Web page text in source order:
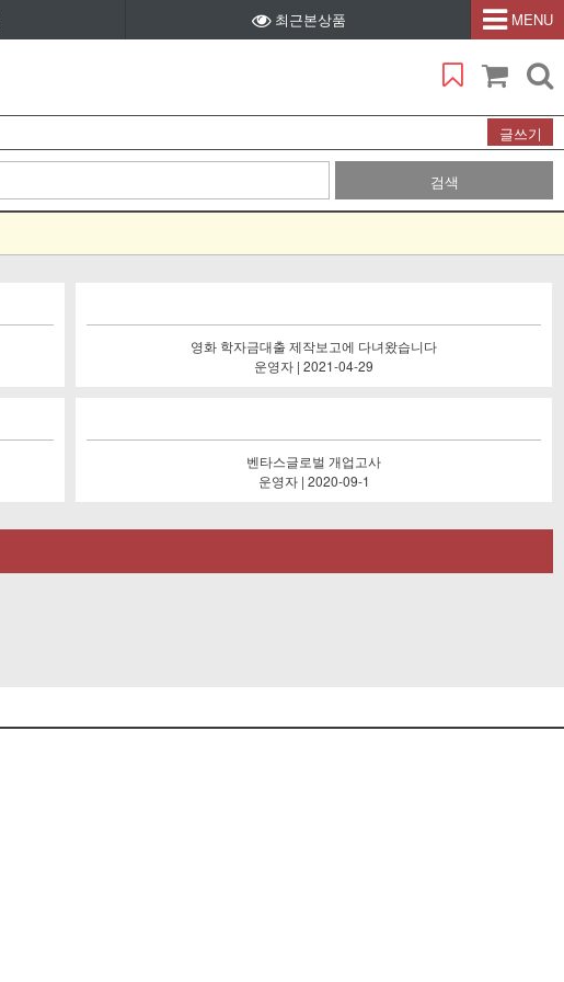
최근본상품 MENU
글쓰기
검색
영화 학자금대출 제작보고에 다녀왔습니다
운영자 | 2021-04-29
벤타스글로벌 개업고사
운영자 | 2020-09-1